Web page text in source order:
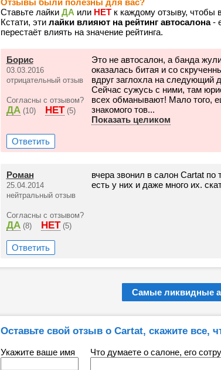
Отзывы были полезны для вас?
Ставьте лайки ДА или НЕТк каждому отзыву, чтобы
Кстати, эти лайки влияют на рейтинг автосалона-
перестаёт влиять на значение рейтинга.
Борис
03.03.2016
отрицательный отзыв
Согласны с отзывом?
ДА (10) НЕТ (5)
Это не автосалон, а банда
оказалась битая и со
вдруг заглохла на следующий
Сейчас сужусь с ними, там
всех обманывают! Мало того,
знакомого тов...
Показать целиком
Ответить
Роман
25.04.2014
нейтральный отзыв
Согласны с отзывом?
ДА (8) НЕТ (5)
вчера звонил в салон Cartat
есть у них и даже много их.
Ответить
Самые ликвидные
Оставьте свой отзыв о Cartat, скажите все,
Укажите ваше имя Что думаете о салоне, его